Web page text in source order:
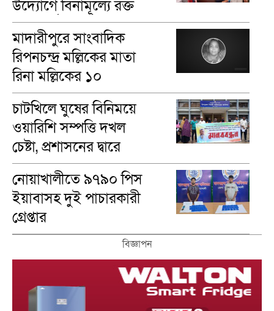
উদ্যোগে বিনামূল্যে রক্ত
গ্রুপ নির্ণয়
মাদারীপু‌রে সাংবাদিক
রিপনচন্দ্র মল্লিকের মাতা
রিনা মল্লি‌কের ১০
মৃত‌্যুবা‌র্ষিকী পালন
চাটখিলে ঘুষের বিনিময়ে
ওয়ারিশি সম্পত্তি দখল
চেষ্টা, প্রশাসনের দ্বারে
ভুক্তভোগীরা
নোয়াখালীতে ৯৭৯০ পিস
ইয়াবাসহ দুই পাচারকারী
গ্রেপ্তার
বিজ্ঞাপন